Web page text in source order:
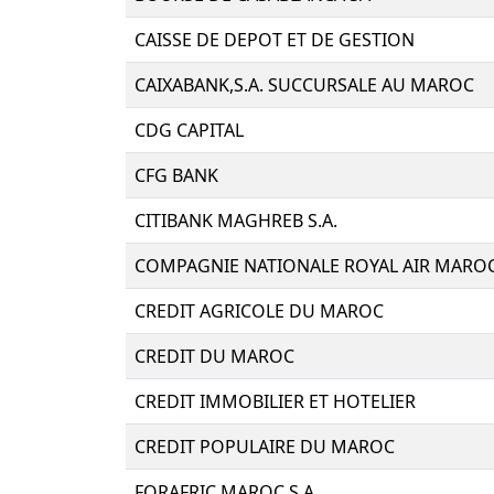
CAISSE DE DEPOT ET DE GESTION
CAIXABANK,S.A. SUCCURSALE AU MAROC
CDG CAPITAL
CFG BANK
CITIBANK MAGHREB S.A.
COMPAGNIE NATIONALE ROYAL AIR
CREDIT AGRICOLE DU MAROC
CREDIT DU MAROC
CREDIT IMMOBILIER ET HOTELIER
CREDIT POPULAIRE DU MAROC